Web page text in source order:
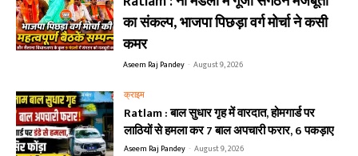
का संकल्प, भाजपा पिछड़ा वर्ग मोर्चा ने कसी
कमर
Aseem Raj Pandey - August 9, 2026
क्राइम
Ratlam : बाल सुधार गृह में वारदात, होमगार्ड पर
लाठियों से हमला कर 7 बाल अपचारी फरार, 6 पकड़ाए
Aseem Raj Pandey - August 9, 2026